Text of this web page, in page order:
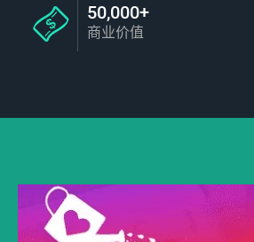
50,000+
商业价值